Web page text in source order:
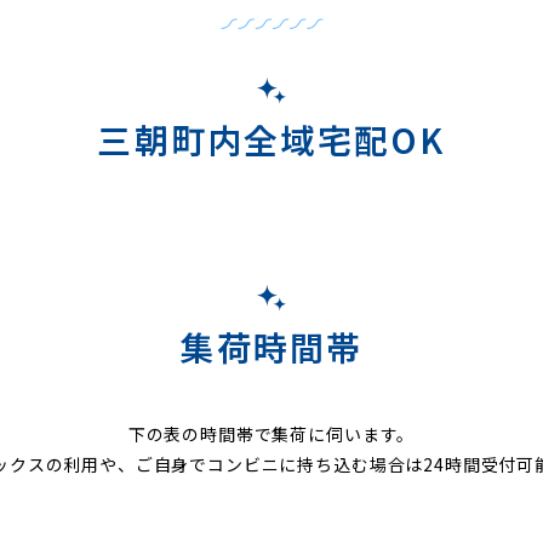
三朝町内全域宅配OK
集荷時間帯
下の表の時間帯で集荷に伺います。
クスの利用や、ご自身でコンビニに持ち込む場合は24時間受付可